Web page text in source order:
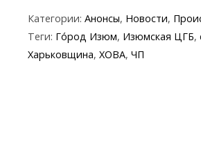
e
b
itt
er
e
gr
er at y
p
Категории: Анонсы, Новости,
Теги: Го́род Изюм, Изюмская ЦГБ,
Харьковщина, ХОВА, ЧП